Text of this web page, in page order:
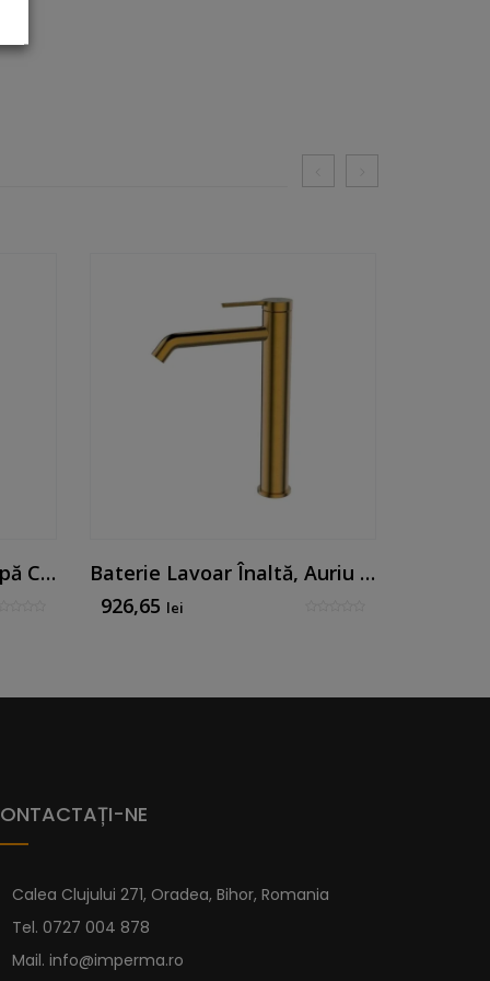
Set Cromat (Sifon, Supapă Clic, Cheie Reg, Conexiune Din Oțel Inoxidabil)
Baterie Lavoar Înaltă, Auriu Periat - Mk Line By Mirtak
926,65 lei
NE
Calea Clujului 271, Oradea, Bihor, Romania
Tel. 0727 004 878
Mail. info@imperma.ro